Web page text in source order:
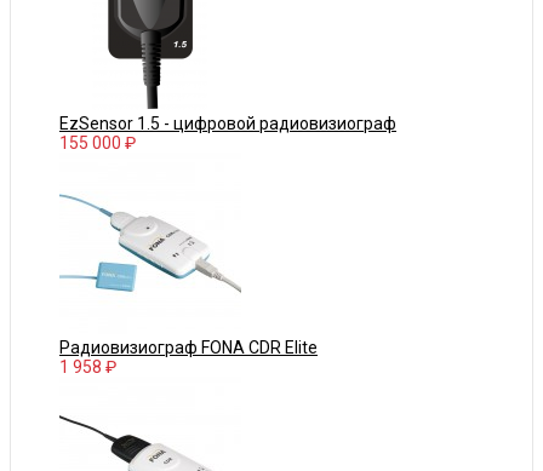
EzSensor 1.5 - цифровой радиовизиограф
155 000 ₽
Радиовизиограф FONA CDR Elite
1 958 ₽